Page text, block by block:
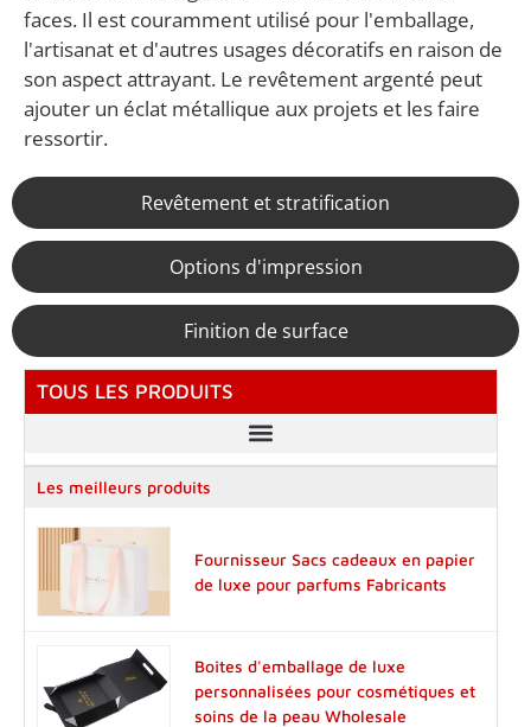
TOUS LES PRODUITS
Les meilleurs produits
Fournisseur Sacs cadeaux en papier
de luxe pour parfums Fabricants
Boîtes d'emballage de luxe
personnalisées pour cosmétiques et
soins de la peau Wholesale
Revêtement et stratification
Options d'impression
Finition de surface
faces. Il est couramment utilisé pour l'emballage,
l'artisanat et d'autres usages décoratifs en raison de
son aspect attrayant. Le revêtement argenté peut
ajouter un éclat métallique aux projets et les faire
ressortir.